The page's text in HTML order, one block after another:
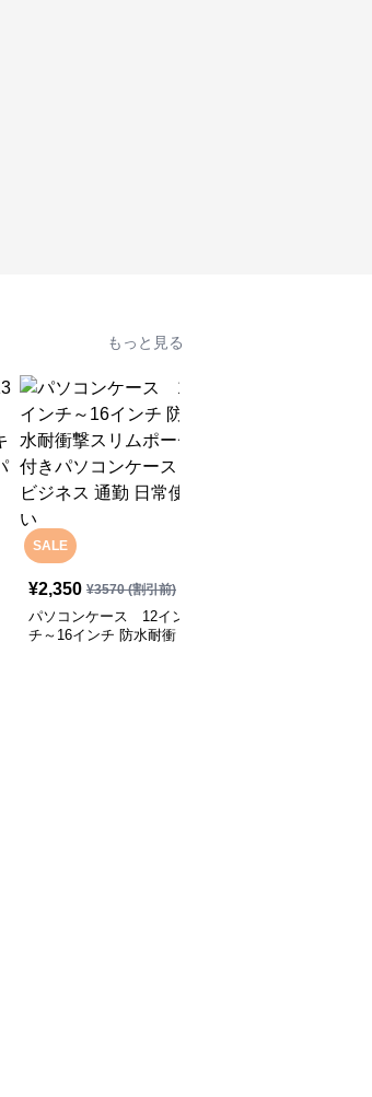
もっと見る
SALE
¥2,350 ¥3570(割引前)
パソコンケース 12イン
チ～16インチ 防水耐衝